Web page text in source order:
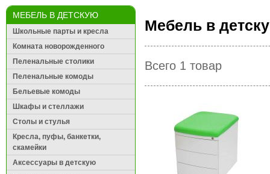
МЕБЕЛЬ В ДЕТСКУЮ
Школьные парты и кресла
Комната новорожденного
Пеленальные столики
Пеленальные комоды
Бельевые комоды
Шкафы и стеллажи
Столы и стулья
Кресла, пуфы, банкетки,
скамейки
Аксессуары в детскую
Мебель в
Всего 1 товар